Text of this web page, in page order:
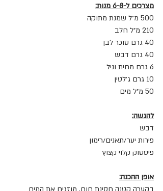
מצרכים ל-6-8 מנות:
500 מ״ל שמנת מתוקה
210 מ״ל חלב
40 גרם סוכר לבן
40 גרם דבש
6 גרם מחית וניל
10 גרם ג׳לטין
50 מ״ל מים
להגשה:
דבש
פירות יער/תאנים/רימון
פיסטוק קלוי קצוץ
אופן ההכנה:
בקערה קטנה חסינת חום, מוזגים את המים